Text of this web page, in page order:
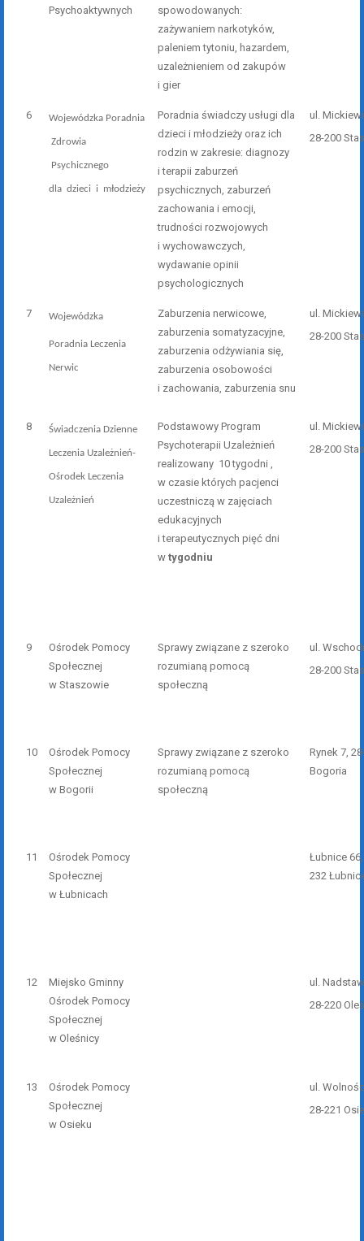
Psychoaktywnych
spowodowanych:
zażywaniem narkotyków,
paleniem tytoniu, hazardem,
uzależnieniem od zakupów
i gier
6 Wojewódzka Poradnia
Zdrowia
Psychicznego
dla dzieci i młodzieży
Poradnia świadczy usługi dla
dzieci i młodzieży oraz ich
rodzin w zakresie: diagnozy
i terapii zaburzeń
psychicznych, zaburzeń
zachowania i emocji,
trudności rozwojowych
i wychowawczych,
wydawanie opinii
psychologicznych
ul.
28-200
7 Wojewódzka
Poradnia Leczenia
Nerwic
Zaburzenia nerwicowe,
zaburzenia somatyzacyjne,
zaburzenia odżywiania się,
zaburzenia osobowości
i zachowania, zaburzenia snu
ul.
28-200
8 Świadczenia Dzienne
Leczenia Uzależnień-
Ośrodek Leczenia
Uzależnień
Podstawowy Program
Psychoterapii Uzależnień
realizowany 10 tygodni ,
w czasie których pacjenci
uczestniczą w zajęciach
edukacyjnych
i terapeutycznych pięć dni
w tygodniu
ul.
28-200
9
Ośrodek Pomocy
Społecznej
w Staszowie
Sprawy związane z szeroko
rozumianą pomocą
społeczną
ul.
28-200
10
Ośrodek Pomocy
Społecznej
w Bogorii
Sprawy związane z szeroko
rozumianą pomocą
społeczną
Rynek 7,
Bogoria
11
Ośrodek Pomocy
Społecznej
w Łubnicach
Łubnice
232
12
Miejsko Gminny
Ośrodek Pomocy
Społecznej
w Oleśnicy
ul.
28-220
13
Ośrodek Pomocy
Społecznej
w Osieku
ul.
28-221